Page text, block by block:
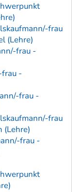
frau
(Lehre)
frau -
-
frau -
frau
(Lehre)
frau -